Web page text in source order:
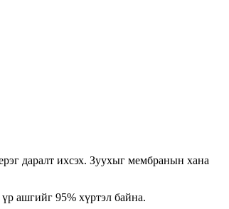
даралт ихсэх. Зуухыг мембранын хана
ашгийг 95% хүртэл байна.